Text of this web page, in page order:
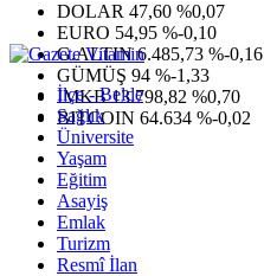
DOLAR 47,60 %0,07
EURO 54,95 %-0,10
G.ALTIN6.485,73 %-0,16
GÜMÜŞ 94 %-1,33
IMKB13.798,82 %0,70
BITCOIN 64.634 %-0,02
İlçe - Belde
Sağlık
Üniversite
Yaşam
Eğitim
Asayiş
Emlak
Turizm
Resmî İlan